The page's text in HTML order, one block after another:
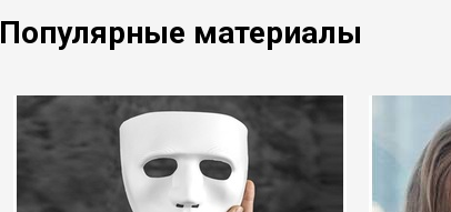
Популярные материалы